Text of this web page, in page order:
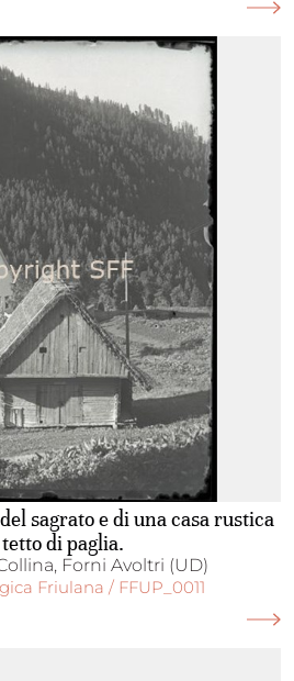
sagrato e di una casa rustica
di paglia.
Forni Avoltri (UD)
Friulana / FFUP_0011